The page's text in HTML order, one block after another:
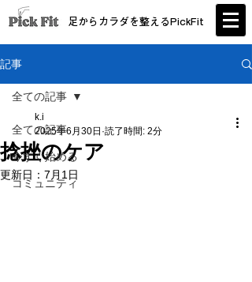
足からカラダを整えるPickFit
記事
全ての記事
今すぐ始める
コミュニティ
全ての記事
捻挫のケア
k.i
2025年6月30日 読了時間: 2分
更新日： 7月1日